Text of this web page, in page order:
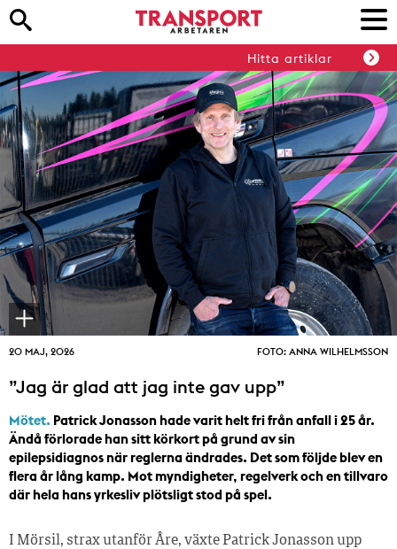
Hitta artiklar
20 MAJ, 2026 FOTO: ANNA WILHELMSSON
”Jag är glad att jag inte gav upp”
Mötet. Patrick Jonasson hade varit helt fri från anfall i 25 år.
Ändå förlorade han sitt körkort på grund av sin
epilepsidiagnos när reglerna ändrades. Det som följde blev en
flera år lång kamp. Mot myndigheter, regelverk och en tillvaro
där hela hans yrkesliv plötsligt stod på spel.
I Mörsil, strax utanför Åre, växte Patrick Jonasson upp